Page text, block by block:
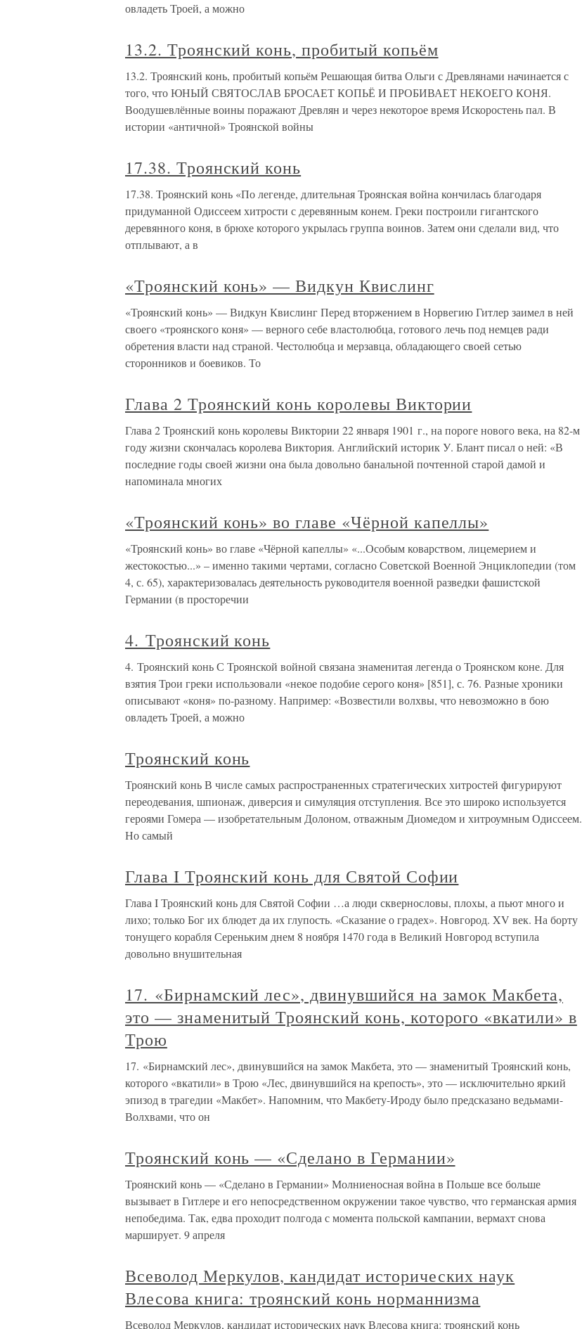
овладеть Троей, а можно
13.2. Троянский конь, пробитый копьём
13.2. Троянский конь, пробитый копьём Решающая битва Ольги с Древлянами начинается с
того, что ЮНЫЙ СВЯТОСЛАВ БРОСАЕТ КОПЬЁ И ПРОБИВАЕТ НЕКОЕГО КОНЯ.
Воодушевлённые воины поражают Древлян и через некоторое время Искоростень пал. В
истории «античной» Троянской войны
17.38. Троянский конь
17.38. Троянский конь «По легенде, длительная Троянская война кончилась благодаря
придуманной Одиссеем хитрости с деревянным конем. Греки построили гигантского
деревянного коня, в брюхе которого укрылась группа воинов. Затем они сделали вид, что
отплывают, а в
«Троянский конь» — Видкун Квислинг
«Троянский конь» — Видкун Квислинг Перед вторжением в Норвегию Гитлер заимел в ней
своего «троянского коня» — верного себе властолюбца, готового лечь под немцев ради
обретения власти над страной. Честолюбца и мерзавца, обладающего своей сетью
сторонников и боевиков. То
Глава 2 Троянский конь королевы Виктории
Глава 2 Троянский конь королевы Виктории 22 января 1901 г., на пороге нового века, на 82-м
году жизни скончалась королева Виктория. Английский историк У. Блант писал о ней: «В
последние годы своей жизни она была довольно банальной почтенной старой дамой и
напоминала многих
«Троянский конь» во главе «Чёрной капеллы»
«Троянский конь» во главе «Чёрной капеллы» «...Особым коварством, лицемерием и
жестокостью...» – именно такими чертами, согласно Советской Военной Энциклопедии (том
4, с. 65), характеризовалась деятельность руководителя военной разведки фашистской
Германии (в просторечии
4. Троянский конь
4. Троянский конь С Троянской войной связана знаменитая легенда о Троянском коне. Для
взятия Трои греки использовали «некое подобие серого коня» [851], с. 76. Разные хроники
описывают «коня» по-разному. Например: «Возвестили волхвы, что невозможно в бою
овладеть Троей, а можно
Троянский конь
Троянский конь В числе самых распространенных стратегических хитростей фигурируют
переодевания, шпионаж, диверсия и симуляция отступления. Все это широко используется
героями Гомера — изобретательным Долоном, отважным Диомедом и хитроумным Одиссеем.
Но самый
Глава I Троянский конь для Святой Софии
Глава I Троянский конь для Святой Софии …а люди сквернословы, плохы, а пьют много и
лихо; только Бог их блюдет да их глупость. «Сказание о градех». Новгород. XV век. На борту
тонущего корабля Сереньким днем 8 ноября 1470 года в Великий Новгород вступила
довольно внушительная
17. «Бирнамский лес», двинувшийся на замок Макбета,
это — знаменитый Троянский конь, которого «вкатили» в
Трою
17. «Бирнамский лес», двинувшийся на замок Макбета, это — знаменитый Троянский конь,
которого «вкатили» в Трою «Лес, двинувшийся на крепость», это — исключительно яркий
эпизод в трагедии «Макбет». Напомним, что Макбету-Ироду было предсказано ведьмами-
Волхвами, что он
Троянский конь — «Сделано в Германии»
Троянский конь — «Сделано в Германии» Молниеносная война в Польше все больше
вызывает в Гитлере и его непосредственном окружении такое чувство, что германская армия
непобедима. Так, едва проходит полгода с момента польской кампании, вермахт снова
марширует. 9 апреля
Всеволод Меркулов, кандидат исторических наук
Влесова книга: троянский конь норманнизма
Всеволод Меркулов, кандидат исторических наук Влесова книга: троянский конь